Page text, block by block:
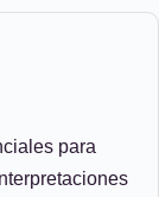
para